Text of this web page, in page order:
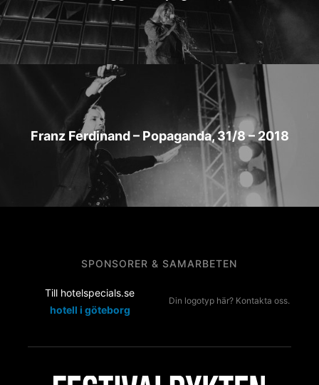
Franz Ferdinand – Popaganda, 31/8 – 2018
SPONSORER & SAMARBETEN
Till hotelspecials.se
hotell i göteborg
Din logotyp här? Kontakta oss.